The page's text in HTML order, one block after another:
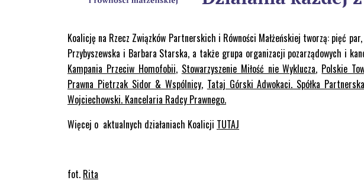
Koalicję na Rzecz Związków Partnerskich i Równości Małżeńskiej tworzą: pięć
Przybyszewska i Barbara Starska, a także grupa organizacji pozarządowych i
Kampania Przeciw Homofobii, Stowarzyszenie Miłość nie Wyklucza, Polskie
Prawna Pietrzak Sidor & Wspólnicy, Tataj Górski Adwokaci. Spółka
Wojciechowski. Kancelaria Radcy Prawnego.
Więcej o aktualnych działaniach Koalicji TUTAJ
fot. Rita